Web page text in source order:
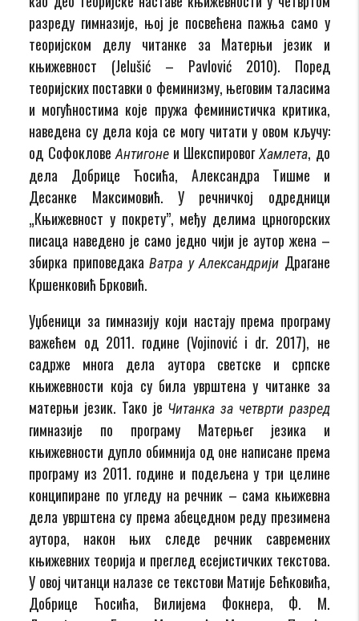
разреду гимназије, њој је посвећена пажња само у
теоријском делу читанке за Матерњи језик и
књижевност (Jelušić – Pavlović 2010). Поред
теоријских поставки о феминизму, његовим таласима
и могућностима које пружа феминистичка критика,
наведена су дела која се могу читати у овом кључу:
од Софоклове Антигонеи ШекспировогХамлета, до
дела Добрице Ћосића, Александра Тишме и
Десанке Максимовић. У речничкој одредници
„Књижевност у покрету”, међу делима црногорских
писаца наведено је само једно чији је аутор жена –
збирка приповедакаВатра у Александрији Драгане
Кршенковић Брковић.
Уџбеници за гимназију који настају према програму
важећем од 2011. године (Vojinović i dr. 2017), не
садрже многа дела аутора светске и српске
књижевности која су била уврштена у читанке за
матерњи језик. Тако је Читанка за четврти разред
гимназије по програму Матерњег језика и
књижевности дупло обимнија од оне написане према
програму из 2011. године и подељена у три целине
конципиране по угледу на речник – сама књижевна
дела уврштена су према абецедном реду презимена
аутора, након њих следе речник савремених
књижевних теорија и преглед есејистичких текстова.
У овој читанци налазе се текстови Матије Бећковића,
Добрице Ћосића, Вилијема Фокнера, Ф. М.